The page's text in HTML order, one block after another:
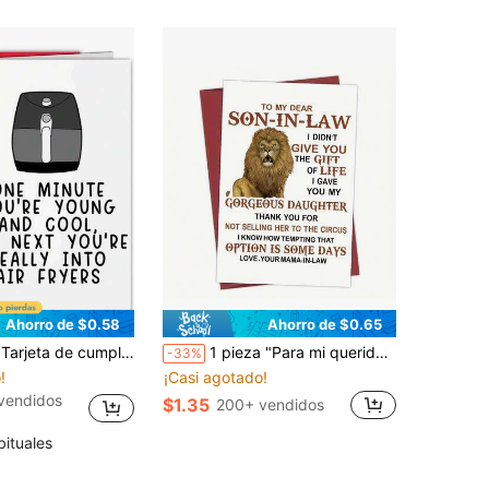
Ahorro de $0.58
adecuada para regalar a familiares, amigos y compañeros de trabajo (color de sobre aleatorio) Vuelta al colegio, Vuelta al colegio, Útiles escolares
Ahorro de $0.65
-33% 1 pieza "Para mi querido yerno" Tarjeta de cumpleaños divertida, regalo adecuado para el yerno (color de sobre aleatorio)
¡Casi agotado!
$1.35 200+ vendidos